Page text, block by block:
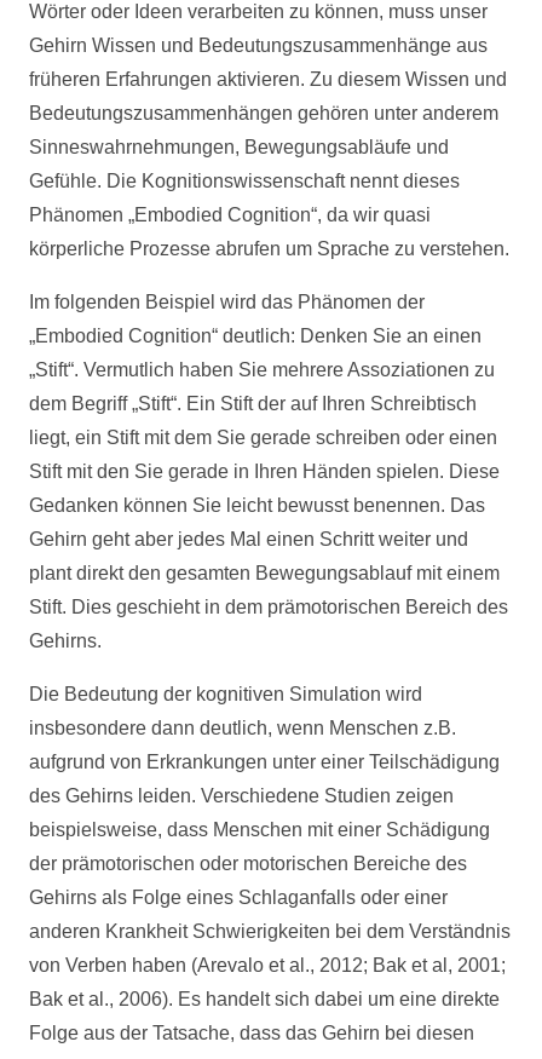
Wörter oder Ideen verarbeiten zu können, muss unser
Gehirn Wissen und Bedeutungszusammenhänge aus
früheren Erfahrungen aktivieren. Zu diesem Wissen und
Bedeutungszusammenhängen gehören unter anderem
Sinneswahrnehmungen, Bewegungsabläufe und
Gefühle. Die Kognitionswissenschaft nennt dieses
Phänomen „Embodied Cognition“, da wir quasi
körperliche Prozesse abrufen um Sprache zu verstehen.
Im folgenden Beispiel wird das Phänomen der
„Embodied Cognition“ deutlich: Denken Sie an einen
„Stift“. Vermutlich haben Sie mehrere Assoziationen zu
dem Begriff „Stift“. Ein Stift der auf Ihren Schreibtisch
liegt, ein Stift mit dem Sie gerade schreiben oder einen
Stift mit den Sie gerade in Ihren Händen spielen. Diese
Gedanken können Sie leicht bewusst benennen. Das
Gehirn geht aber jedes Mal einen Schritt weiter und
plant direkt den gesamten Bewegungsablauf mit einem
Stift. Dies geschieht in dem prämotorischen Bereich des
Gehirns.
Die Bedeutung der kognitiven Simulation wird
insbesondere dann deutlich, wenn Menschen z.B.
aufgrund von Erkrankungen unter einer Teilschädigung
des Gehirns leiden. Verschiedene Studien zeigen
beispielsweise, dass Menschen mit einer Schädigung
der prämotorischen oder motorischen Bereiche des
Gehirns als Folge eines Schlaganfalls oder einer
anderen Krankheit Schwierigkeiten bei dem Verständnis
von Verben haben (Arevalo et al., 2012; Bak et al, 2001;
Bak et al., 2006). Es handelt sich dabei um eine direkte
Folge aus der Tatsache, dass das Gehirn bei diesen